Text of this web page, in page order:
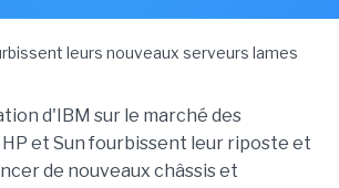
d'IBM sur le marché des
et Sun fourbissent leur riposte et
de nouveaux châssis et